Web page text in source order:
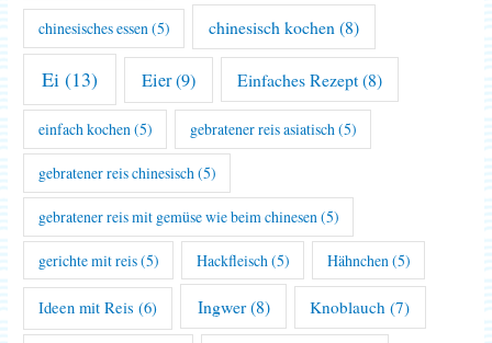
chinesisches essen(5) chinesisch kochen (8)
Ei (13) Eier(9) Einfaches Rezept(8)
einfach kochen(5) gebratener reis asiatisch(5)
gebratener reis chinesisch (5)
gebratener reis mit gemüse wie beim chinesen (5)
gerichte mit reis(5) Hackfleisch (5) Hähnchen (5)
Ideen mit Reis (6) Ingwer(8) Knoblauch (7)